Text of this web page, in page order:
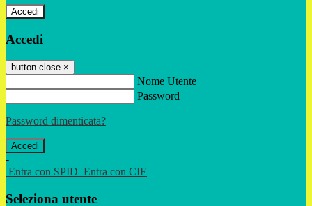
Accedi
Accedi
button close ×
Nome Utente
Password
Password dimenticata?
-
Entra con SPID Entra con CIE
Seleziona utente